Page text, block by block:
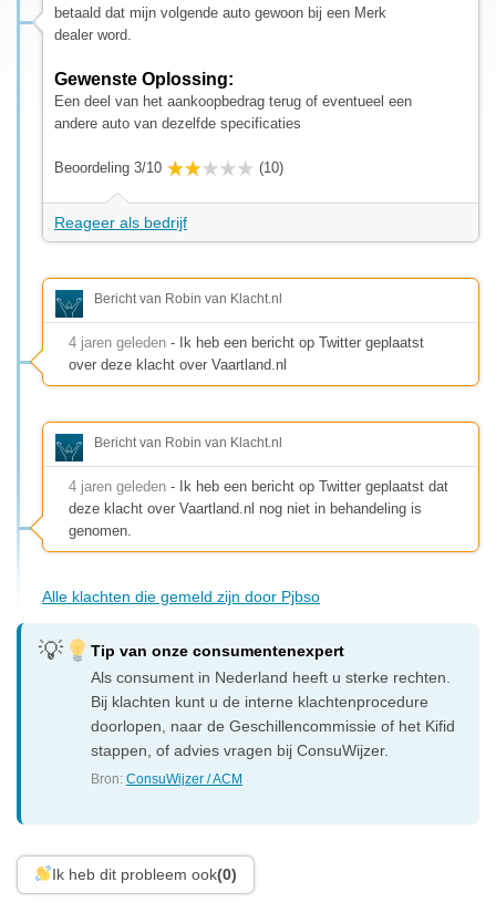
betaald dat mijn volgende auto gewoon bij een Merk
dealer word.
Gewenste Oplossing:
Een deel van het aankoopbedrag terug of eventueel een
andere auto van dezelfde specificaties
Beoordeling 3/10 (10)
Reageer als bedrijf
Bericht van Robin van Klacht.nl
4 jaren geleden - Ik heb een bericht op Twitter geplaatst
over deze klacht over Vaartland.nl
Bericht van Robin van Klacht.nl
4 jaren geleden - Ik heb een bericht op Twitter geplaatst dat
deze klacht over Vaartland.nl nog niet in behandeling is
genomen.
Alle klachten die gemeld zijn door Pjbso
Tip van onze consumentenexpert
Als consument in Nederland heeft u sterke rechten.
Bij klachten kunt u de interne klachtenprocedure
doorlopen, naar de Geschillencommissie of het Kifid
stappen, of advies vragen bij ConsuWijzer.
Bron:ConsuWijzer / ACM
Ik heb dit probleem ook(0)